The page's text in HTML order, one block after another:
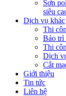
Sơn
siêu
Dịch vụ khác
Thi
Bảo trì
Thi
Dịch
Cắt
Giới thiệu
Tin tức
Liên hệ